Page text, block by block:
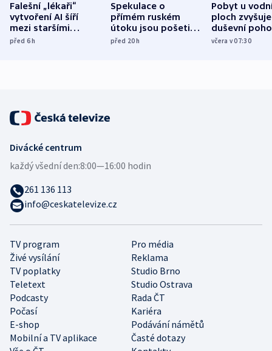
Falešní „lékaři“
vytvoření AI šíří
mezi staršími
Poláky nebezpečné
před 6h
Spekulace o
přímém ruském
útoku jsou pošetilé,
míní estonský
před 20h
Pobyt u
ploch zvyšuje
duševní
ukázala
včera v 07:30
TV program
Pro média
Živé vysílání
Reklama
TV poplatky
Studio Brno
Teletext
Studio Ostrava
Podcasty
Rada ČT
Počasí
Kariéra
E-shop
Podávání námětů
Mobilní a TV aplikace
Časté dotazy
Divácké centrum
každý všední den:8:00—16:00 hodin
261 136 113
info@ceskatelevize.cz